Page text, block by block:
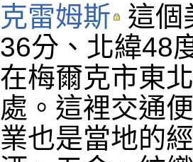
克雷姆斯
這個
36分、北緯48
在梅爾克市東
處。這裡交通
業也是當地的